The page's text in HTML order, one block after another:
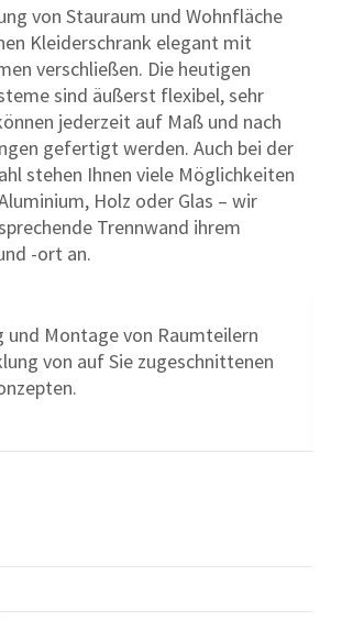
von Stauraum und Wohnfläche
Kleiderschrank elegant mit
verschließen. Die heutigen
sind äußerst flexibel, sehr
jederzeit auf Maß und nach
gefertigt werden. Auch bei der
stehen Ihnen viele Möglichkeiten
Holz oder Glas – wir
Trennwand ihrem
-ort an.
und Montage von Raumteilern
von auf Sie zugeschnittenen